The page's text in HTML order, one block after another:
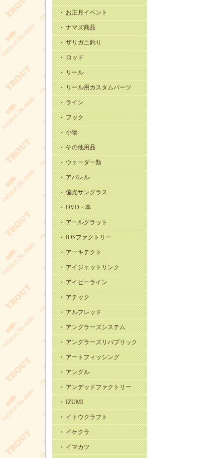
・ お正月イベント
・ ナマズ商品
・ ザリガニ釣り
・ ロッド
・ リール
・ リール用カスタムパーツ
・ ライン
・ フック
・ 小物
・ その他用品
・ ウェーダー類
・ アパレル
・ 偏光サングラス
・ DVD・本
・ アールグラット
・ IOSファクトリー
・ アーキテクト
・ アイジェットリンク
・ アイビーライン
・ アチック
・ アルフレッド
・ アングラーズシステム
・ アングラーズリパブリック
・ アートフィッシング
・ アングル
・ アンデッドファクトリー
・ IZUMI
・ イトウクラフト
・ イケクラ
・ イマカツ